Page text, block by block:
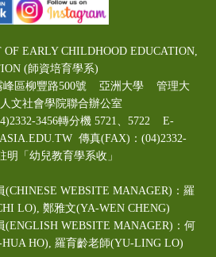
OF EARLY CHILDHOOD EDUCATION,
(師資培育學系)
峰區柳豐路500號 亞洲大學 管理大
文社會學院聯合辦公室
3456轉分機 5721、5722 E-
傳真(FAX)：(04)2332-
「幼兒教育學系收」
(CHINESE WEBSITE MANAGER)：羅
LO) , 鄭雅文(YA-WEN CHENG)
(ENGLISH WEBSITE MANAGER)：何
HO), 羅育齡老師(YU-LING LO)